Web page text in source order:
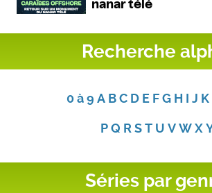
Recherche
0 à 9 A B C D E F G H I J K
P Q R S T U V W X
Séries par